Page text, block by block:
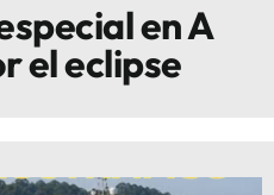
en A
el eclipse